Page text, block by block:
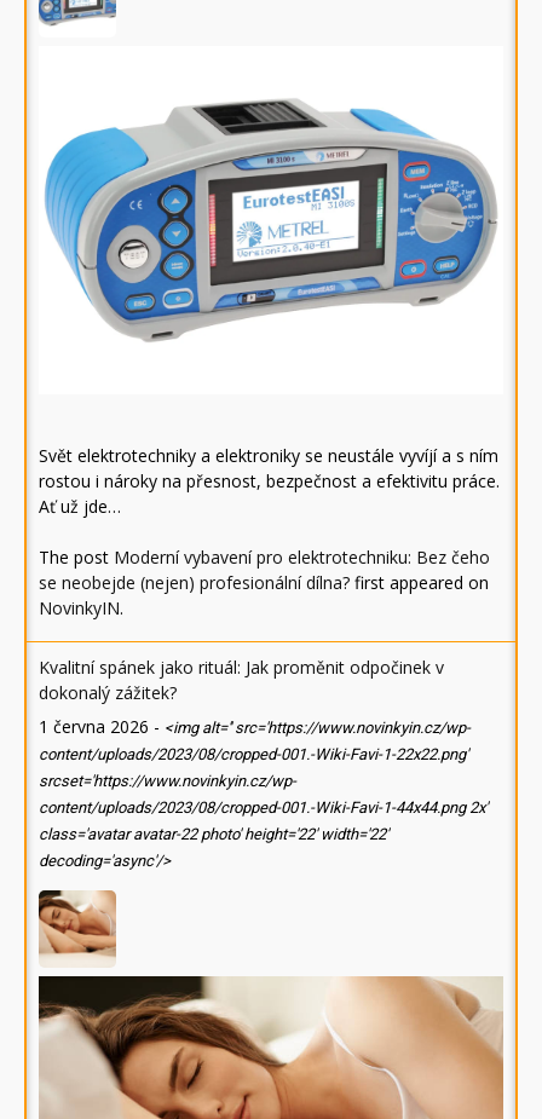
Svět elektrotechniky a elektroniky se neustále vyvíjí a s ním
rostou i nároky na přesnost, bezpečnost a efektivitu práce.
Ať už jde…
The post Moderní vybavení pro elektrotechniku: Bez čeho
se neobejde (nejen) profesionální dílna? first appeared on
NovinkyIN.
Kvalitní spánek jako rituál: Jak proměnit odpočinek v
dokonalý zážitek?
1 června 2026 - <img alt='' src='https://www.novinkyin.cz/wp-
content/uploads/2023/08/cropped-001.-Wiki-Favi-1-22x22.png'
srcset='https://www.novinkyin.cz/wp-
content/uploads/2023/08/cropped-001.-Wiki-Favi-1-44x44.png 2x'
class='avatar avatar-22 photo' height='22' width='22'
decoding='async'/>